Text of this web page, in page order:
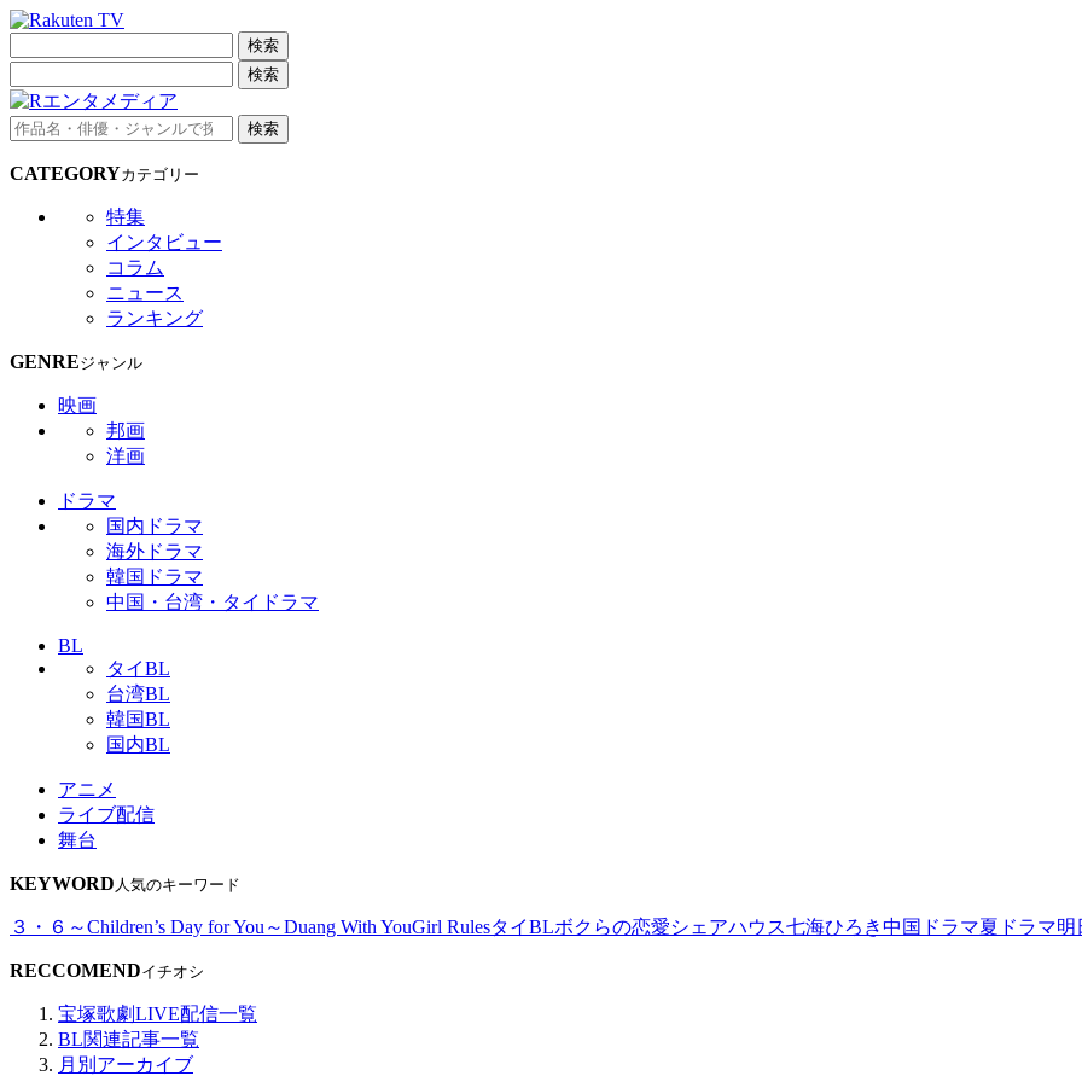
検索
検索
検索
CATEGORYカテゴリー
特集
インタビュー
コラム
ニュース
ランキング
GENREジャンル
映画
邦画
洋画
ドラマ
国内ドラマ
海外ドラマ
韓国ドラマ
中国・台湾・タイドラマ
BL
タイBL
台湾BL
韓国BL
国内BL
アニメ
ライブ配信
舞台
KEYWORD 人気のキーワード
３・６～Children’s Day for You～Duang With YouGirl RulesタイBLボクらの恋愛シェアハウス七海ひろき中国ドラマ夏ドラマ明
RECCOMENDイチオシ
宝塚歌劇LIVE配信一覧
BL関連記事一覧
月別アーカイブ